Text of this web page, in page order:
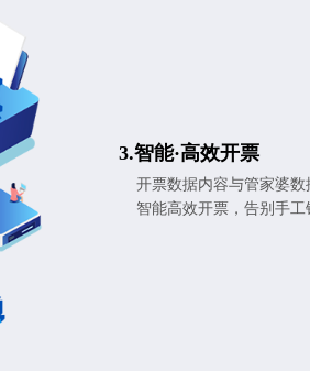
3.智能·高效开票
开票数据内容与管家婆数
智能高效开票，告别手工